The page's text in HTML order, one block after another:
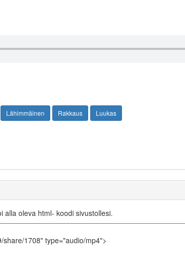
Lähimmäinen Rakkaus Luukas
alla oleva html- koodi sivustollesi.